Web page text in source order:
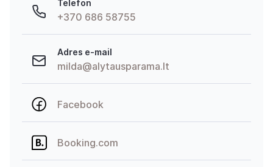
Telefon
+370 686 58755
Adres e-mail
milda@alytausparama.lt
Facebook
Booking.com